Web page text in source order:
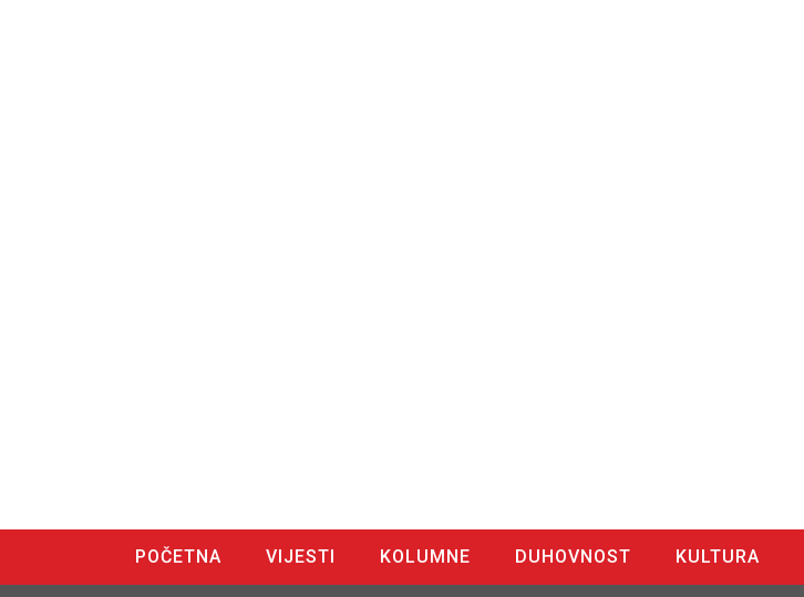
POČETNA VIJESTI KOLUMNE DUHOVNOST KULTURA